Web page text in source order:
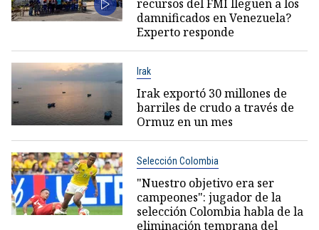
recursos del FMI lleguen a los
damnificados en Venezuela?
Experto responde
Irak
Irak exportó 30 millones de
barriles de crudo a través de
Ormuz en un mes
Selección Colombia
"Nuestro objetivo era ser
campeones": jugador de la
selección Colombia habla de la
eliminación temprana del